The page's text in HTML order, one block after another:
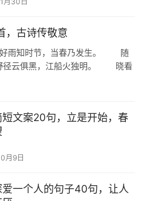
，古诗传敬意
时节，当春乃发生。 随
云俱黑，江船火独明。 晓看
短文案20句，立是开始，春
月9日
一个人的句子40句，让人